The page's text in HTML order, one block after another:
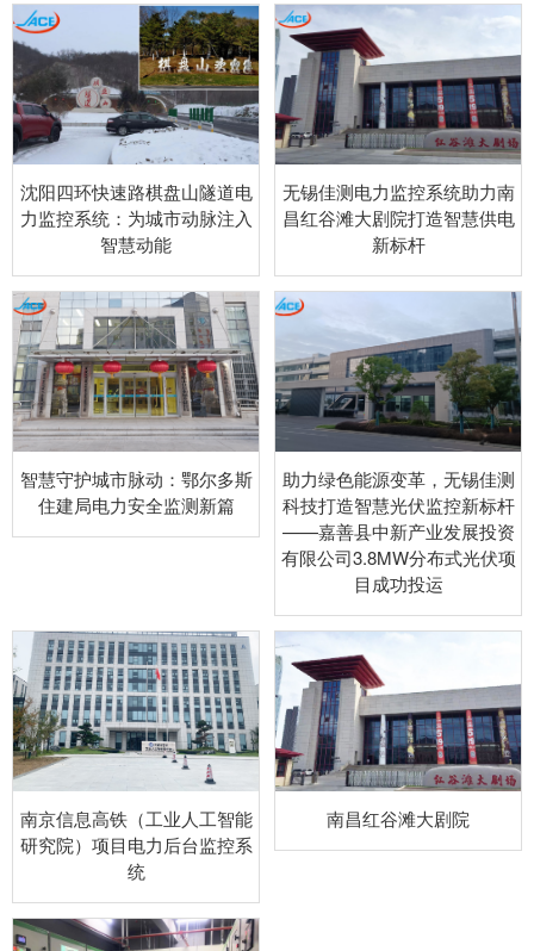
沈阳四环快速路棋盘山隧道电
力监控系统：为城市动脉注入
智慧动能
无锡佳测电力监控系统助力南
昌红谷滩大剧院打造智慧供电
新标杆
智慧守护城市脉动：鄂尔多斯
住建局电力安全监测新篇
助力绿色能源变革，无锡佳测
科技打造智慧光伏监控新标杆
——嘉善县中新产业发展投资
有限公司3.8MW分布式光伏项
目成功投运
南京信息高铁（工业人工智能
研究院）项目电力后台监控系
统
南昌红谷滩大剧院